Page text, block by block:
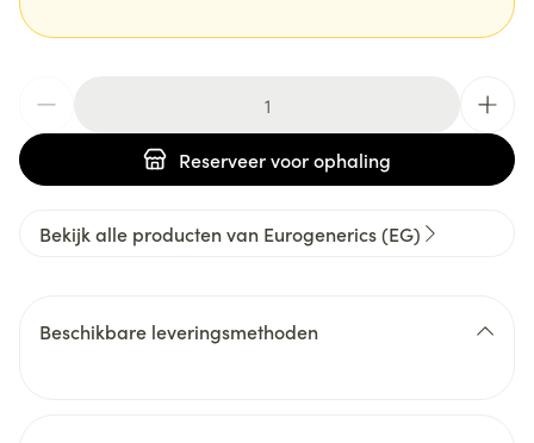
Reserveervoor ophaling
Bekijk alle producten van Eurogenerics (EG)
Beschikbare leveringsmethoden